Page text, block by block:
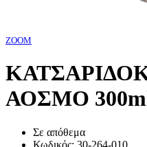
ZOOM
ΑΟΣΜΟ
Σε απόθεμα
Κωδικός: 30-264-010